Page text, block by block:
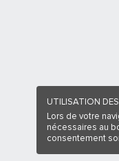
UTILISATION
Lors de votre
nécessaires au
consentement